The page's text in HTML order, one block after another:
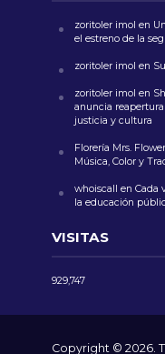
zoritoler imol en
el estreno de la
zoritoler imol en
zoritoler imol en
anuncia
justicia y cultura
Florería Mrs.
Música, Color y
whoiscall en Cada
la educación
VISITAS
929,747
Copyright © 2026.